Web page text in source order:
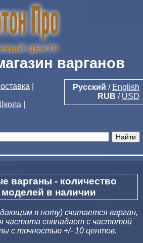
варганов
Русский / English
RUB / USD
варганы - количество
в наличии
в ноту) считается варган,
частота совпадает с частотой
с точностью +/- 10 центов.